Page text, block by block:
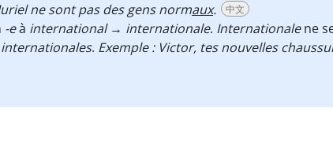
ne sont pas des gens normaux. 中文
-eà international→ internationale. Internationalene
internationales. Exemple : Victor, tes nouvelles